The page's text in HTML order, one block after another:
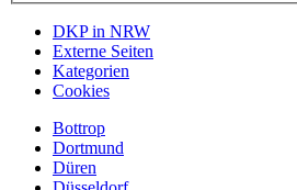
DKP in NRW
Externe Seiten
Kategorien
Cookies
Bottrop
Dortmund
Düren